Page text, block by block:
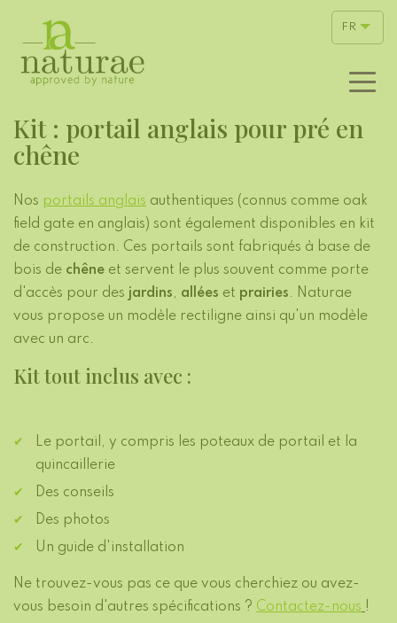
FR
Kit : portail anglais pour pré en
chêne
Nos portails anglais authentiques (connus comme oak
field gate en anglais) sont également disponibles en kit
de construction. Ces portails sont fabriqués à base de
bois de chêne et servent le plus souvent comme porte
d'accès pour des jardins, allées et prairies. Naturae
vous propose un modèle rectiligne ainsi qu'un modèle
avec un arc.
Kit tout inclus avec :
Le portail, y compris les poteaux de portail et la
quincaillerie
Des conseils
Des photos
Un guide d'installation
Ne trouvez-vous pas ce que vous cherchiez ou avez-
vous besoin d'autres spécifications ? Contactez-nous !